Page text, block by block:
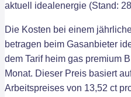
aktuell idealenergie (Stand:
Die Kosten bei einem
betragen beim Gasanbieter
dem Tarif heim gas premium
Monat. Dieser Preis basiert
Arbeitspreises von 13,52 ct